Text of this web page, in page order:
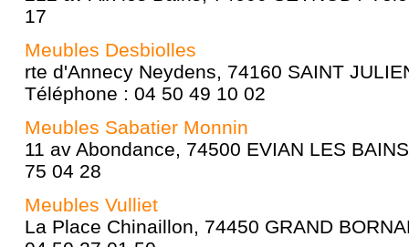
17
Meubles Desbiolles
rte d'Annecy Neydens, 74160 SAINT
Téléphone : 04 50 49 10 02
Meubles Sabatier Monnin
11 av Abondance, 74500 EVIAN LES
75 04 28
Meubles Vulliet
La Place Chinaillon, 74450 GRAND